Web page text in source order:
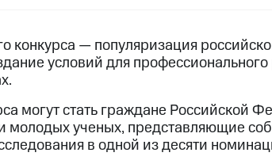
конкурса — популяризация
условий для
могут стать граждане
молодых ученых, представляющие
в одной из десяти